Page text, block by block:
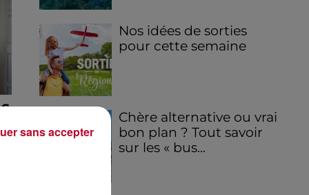
Nos idées de sorties
pour cette semaine
Chère alternative ou vrai
bon plan ? Tout savoir
sur les « bus...
sans accepter